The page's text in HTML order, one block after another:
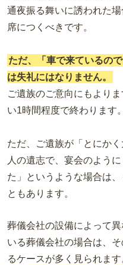
通夜振る舞いに誘われた
席につくべきです。
ただ、「車で来ているの
は失礼にはなりません。
ご遺族のご意向にもより
い1時間程度で終わります。
ただ、ご遺族が「とにか
人の遺志で、宴会のよう
た」というような場合は
ともあります。
葬儀会社の設備によって
いる葬儀会社の場合は、
るケースが多く見られます